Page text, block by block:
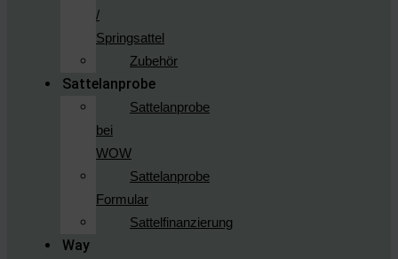
/
Springsattel
Zubehör
Sattelanprobe
Sattelanprobe
bei
WOW
Sattelanprobe
Formular
Sattelfinanzierung
Way